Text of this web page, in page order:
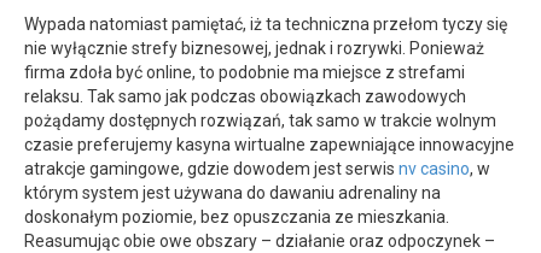
Wypada natomiast pamiętać, iż ta techniczna przełom tyczy się
nie wyłącznie strefy biznesowej, jednak i rozrywki. Ponieważ
firma zdoła być online, to podobnie ma miejsce z strefami
relaksu. Tak samo jak podczas obowiązkach zawodowych
pożądamy dostępnych rozwiązań, tak samo w trakcie wolnym
czasie preferujemy kasyna wirtualne zapewniające innowacyjne
atrakcje gamingowe, gdzie dowodem jest serwis nv casino, w
którym system jest używana do dawaniu adrenaliny na
doskonałym poziomie, bez opuszczania ze mieszkania.
Reasumując obie owe obszary – działanie oraz odpoczynek –